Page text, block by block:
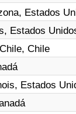
Estados
Estados
Chile
Estados